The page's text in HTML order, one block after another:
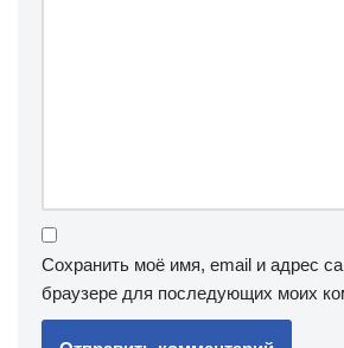
Сохранить моё имя, email и адрес
браузере для последующих моих